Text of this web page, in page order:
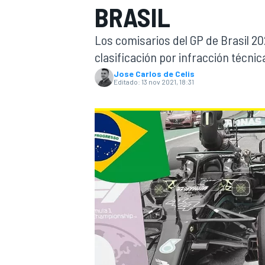
INDYCAR
MOTOGP
BRASIL
Los comisarios del GP de Brasil
clasificación por infracción
Jose Carlos de Celis
Editado: 13 nov 2021, 18:31